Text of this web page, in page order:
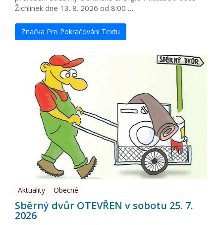
Žichlínek dne 13. 8. 2026 od 8:00 …
Značka Pro Pokračování Textu
Aktuality Obecné
Sběrný dvůr OTEVŘEN v sobotu 25. 7.
2026